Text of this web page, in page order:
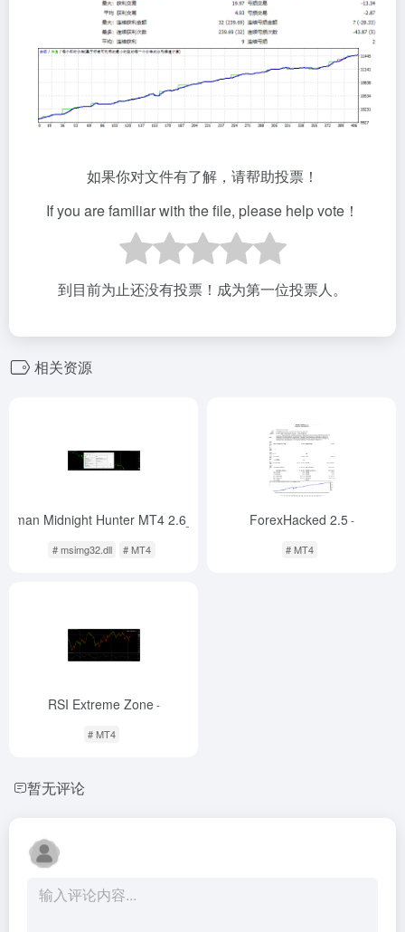
如果你对文件有了解，请帮助投票！
If you are familiar with the file, please help vote！
到目前为止还没有投票！成为第一位投票人。
相关资源
Midnight Hunter MT4 2.6_fix
# msimg32.dll # MT4
ForexHacked 2.5 -
# MT4
RSI Extreme Zone-
# MT4
暂无评论